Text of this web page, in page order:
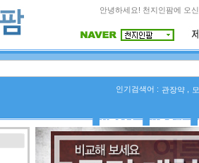
안녕하세요! 천지인팜에 오
인기검색어 : 관장약
상품Q&A 사용후기